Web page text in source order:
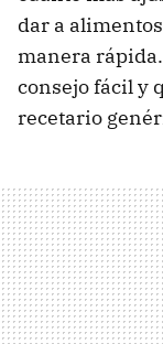
dar a
manera
consejo fácil y
recetario